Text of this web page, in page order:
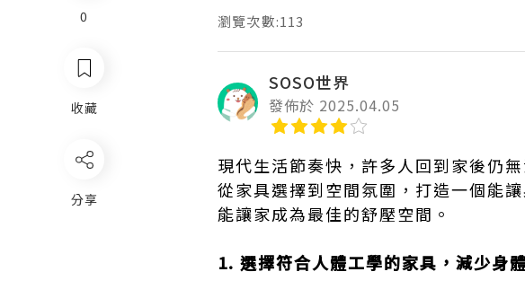
瀏覽次數:113
SOSO世界
發佈於 2025.04.05
現代生活節奏快，許多人回到家後仍
從家具選擇到空間氛圍，打造一個能
能讓家成為最佳的舒壓空間。
1. 選擇符合人體工學的家具，減少身
0
收藏
分享